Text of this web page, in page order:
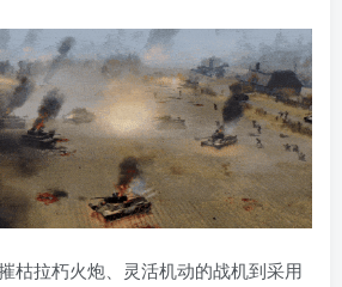
枯拉朽火炮、灵活机动的战机到采用